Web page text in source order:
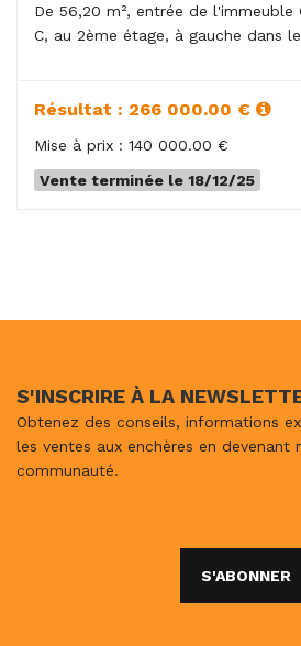
De 56,20 m², entrée de l'immeuble
C, au 2ème étage, à gauche dans
Résultat : 266 000.00 €
Mise à prix : 140 000.00 €
Vente terminée le 18/12/25
S'INSCRIRE À LA
Obtenez des conseils, informations
les ventes aux enchères en devenant
communauté.
S'ABONNER